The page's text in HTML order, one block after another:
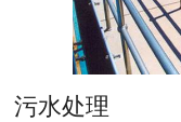
污水处理